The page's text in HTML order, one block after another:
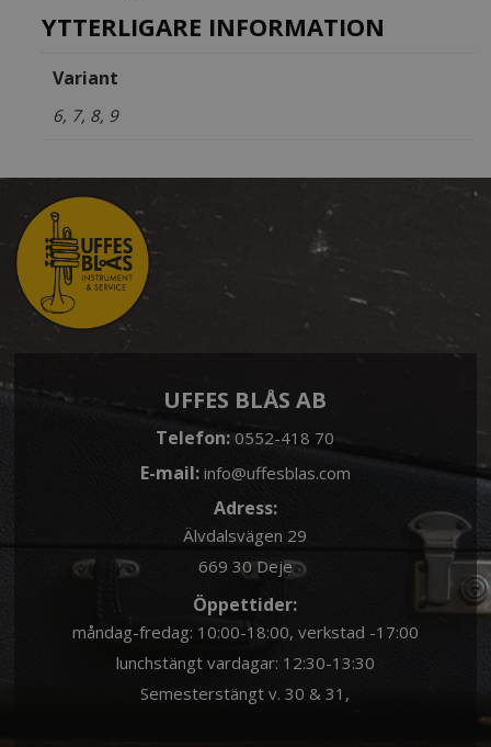
YTTERLIGARE INFORMATION
Variant
6, 7, 8, 9
UFFES BLÅS AB
Telefon:0552-418 70
E-mail: info@uffesblas.com
Adress:
Älvdalsvägen 29
669 30 Deje
Öppettider:
måndag-fredag: 10:00-18:00, verkstad -17:00
lunchstängt vardagar: 12:30-13:30
Semesterstängt v. 30 & 31,